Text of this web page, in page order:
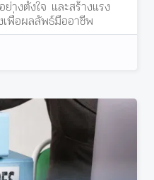
างตั้งใจ และสร้างแรง
เพื่อผลลัพธ์มืออาชีพ